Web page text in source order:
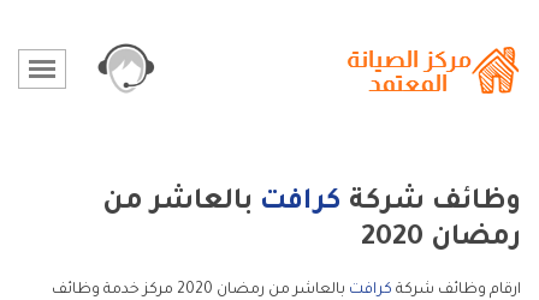
وظائف شركة كرافت بالعاشر من
رمضان 2020
ارقام وظائف شركة كرافت
بالعاشر من رمضان 2020 مركز خدمة وظائف